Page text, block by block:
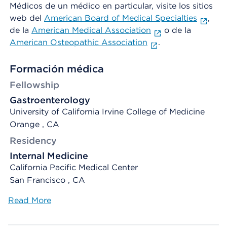
Médicos de un médico en particular, visite los sitios
web del American Board of Medical Specialties
,
de la American Medical Association
o de la
American Osteopathic Association
.
Formación médica
Fellowship
Gastroenterology
University of California Irvine College of Medicine
Orange , CA
Residency
Internal Medicine
California Pacific Medical Center
San Francisco , CA
Read More